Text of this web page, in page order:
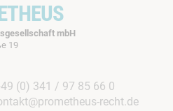
mbH
19
(0) 341 / 97 85 66 0
recht.de